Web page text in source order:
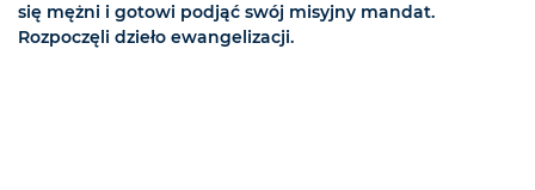
się mężni i gotowi podjąć swój misyjny mandat.
Rozpoczęli dzieło ewangelizacji.